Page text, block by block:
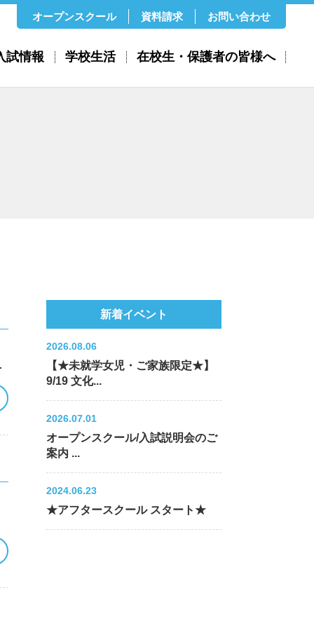
オープンスクール 資料請求 お問い合わせ
試情報 学校生活 在校生・保護者の皆様へ
新着イベント
2026.08.06
【★未就学女児・ご家族限定★】
9/19 文化...
2026.07.01
オープンスクール/入試説明会のご
案内 ...
2024.06.23
★アフタースクール スタート★